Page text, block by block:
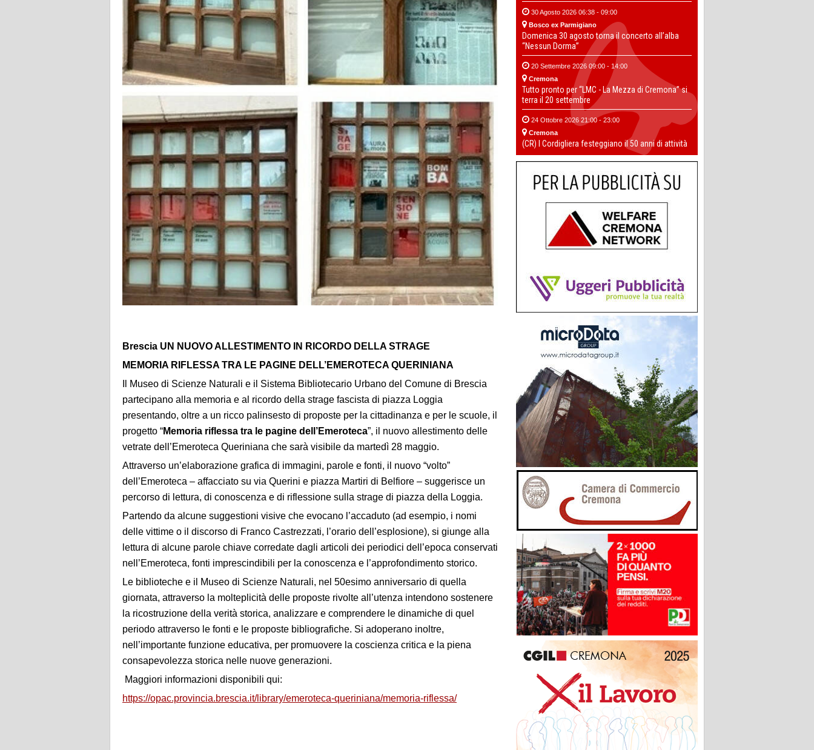
Brescia UN NUOVO ALLESTIMENTO IN RICORDO DELLA STRAGE
MEMORIA RIFLESSA TRA LE PAGINE DELL’EMEROTECA QUERINIANA
Il Museo di Scienze Naturali e il Sistema Bibliotecario Urbano del Comune di Brescia
partecipano alla memoria e al ricordo della strage fascista di piazza Loggia
presentando, oltre a un ricco palinsesto di proposte per la cittadinanza e per le scuole, il
progetto “Memoria riflessa tra le pagine dell’Emeroteca”, il nuovo allestimento delle
vetrate dell’Emeroteca Queriniana che sarà visibile da martedì 28 maggio.
Attraverso un’elaborazione grafica di immagini, parole e fonti, il nuovo “volto”
dell’Emeroteca – affacciato su via Querini e piazza Martiri di Belfiore – suggerisce un
percorso di lettura, di conoscenza e di riflessione sulla strage di piazza della Loggia.
Partendo da alcune suggestioni visive che evocano l’accaduto (ad esempio, i nomi
delle vittime o il discorso di Franco Castrezzati, l’orario dell’esplosione), si giunge alla
lettura di alcune parole chiave corredate dagli articoli dei periodici dell’epoca conservati
nell’Emeroteca, fonti imprescindibili per la conoscenza e l’approfondimento storico.
Le biblioteche e il Museo di Scienze Naturali, nel 50esimo anniversario di quella
giornata, attraverso la molteplicità delle proposte rivolte all’utenza intendono sostenere
la ricostruzione della verità storica, analizzare e comprendere le dinamiche di quel
periodo attraverso le fonti e le proposte bibliografiche. Si adoperano inoltre,
nell’importante funzione educativa, per promuovere la coscienza critica e la piena
consapevolezza storica nelle nuove generazioni.
Maggiori informazioni disponibili qui:
https://opac.provincia.brescia.it/library/emeroteca-queriniana/memoria-riflessa/
30 Agosto 2026 06:38 - 09:00
Bosco ex Parmigiano
Domenica 30 agosto torna il concerto all’alba
“Nessun Dorma”
20 Settembre 2026 09:00 - 14:00
Cremona
Tutto pronto per “LMC - La Mezza di Cremona” si
terra il 20 settembre
24 Ottobre 2026 21:00 - 23:00
Cremona
(CR) I Cordigliera festeggiano il 50 anni di attività